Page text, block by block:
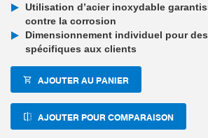
Utilisation d’acier inoxydable
contre la corrosion
Dimensionnement individuel pour
spécifiques aux clients
AJOUTER AU PANIER
AJOUTER POUR COMPARAISON